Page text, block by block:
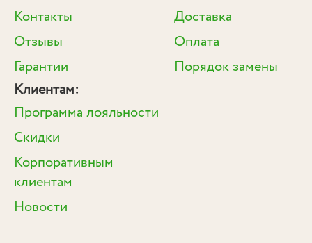
Контакты
Отзывы
Гарантии
Доставка
Оплата
Порядок замены
Клиентам:
Программа лояльности
Скидки
Корпоративным
клиентам
Новости